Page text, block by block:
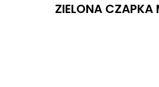
ZIELONA CZAPKA